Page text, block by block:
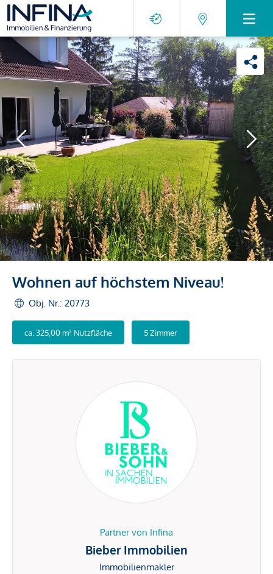
Wohnen auf höchstem Niveau!
Obj. Nr.: 20773
ca. 325,00 m² Nutzfläche 5 Zimmer
Partner von Infina
Bieber Immobilien
Immobilienmakler